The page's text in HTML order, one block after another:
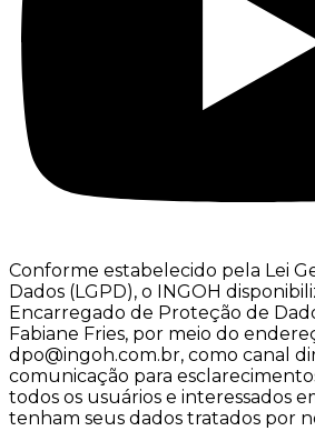
Conforme estabelecido pela Lei
Dados (LGPD), o INGOH
Encarregado de Proteção de
Fabiane Fries, por meio do
dpo@ingoh.com.br, como canal
comunicação para
todos os usuários e interessados
tenham seus dados tratados por